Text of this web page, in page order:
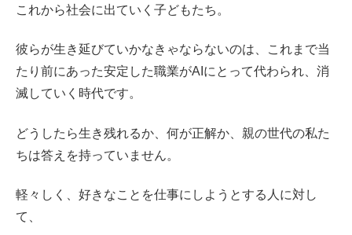
これから社会に出ていく子どもたち。
彼らが生き延びていかなきゃならないのは、これまで当
たり前にあった安定した職業がAIにとって代わられ、消
滅していく時代です。
どうしたら生き残れるか、何が正解か、親の世代の私た
ちは答えを持っていません。
軽々しく、好きなことを仕事にしようとする人に対し
て、